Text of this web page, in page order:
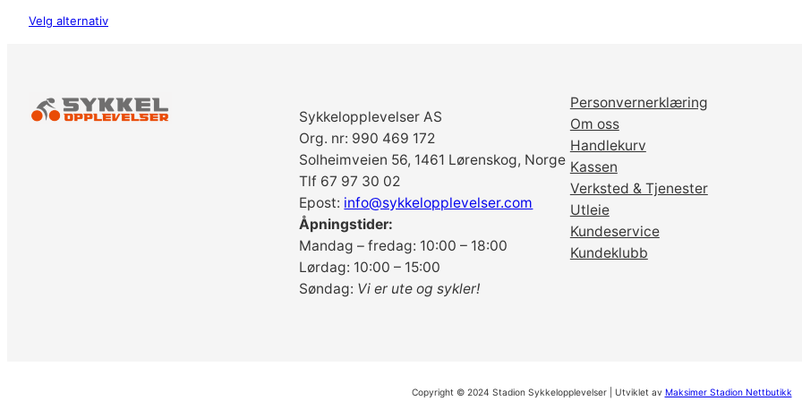
var:
Velg alternativ
Sykkelopplevelser AS
Org. nr: 990 469 172
Solheimveien 56, 1461 Lørenskog, Norge
Tlf 67 97 30 02
Epost: info@sykkelopplevelser.com
Åpningstider:
Mandag – fredag: 10:00 – 18:00
Lørdag: 10:00 – 15:00
Søndag: Vi er ute og sykler!
Personvernerklæring
Om oss
Handlekurv
Kassen
Verksted & Tjenester
Utleie
Kundeservice
Kundeklubb
Copyright © 2024 Stadion Sykkelopplevelser | Utviklet av Maksimer Stadion Nettbutikk